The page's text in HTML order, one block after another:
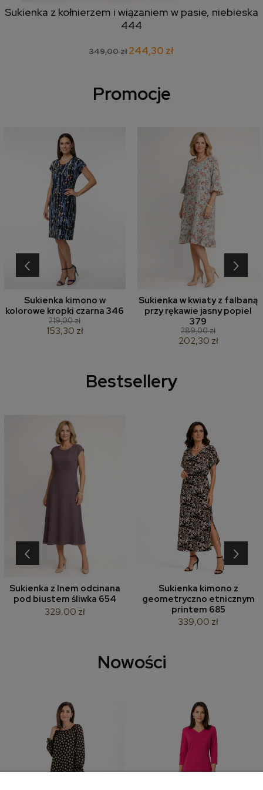
Sukienka z kołnierzem i wiązaniem w pasie, niebieska
444
349,00 zł244,30 zł
Promocje
Sukienka kimono w
kolorowe kropki czarna 346
219,00 zł
153,30 zł
Sukienka w kwiaty z falbaną
przy rękawie jasny popiel
379
289,00 zł
202,30 zł
‹ ›
Bestsellery
Sukienka z lnem odcinana
pod biustem śliwka 654
329,00 zł
Sukienka kimono z
geometryczno etnicznym
printem 685
339,00 zł
‹ ›
Nowości